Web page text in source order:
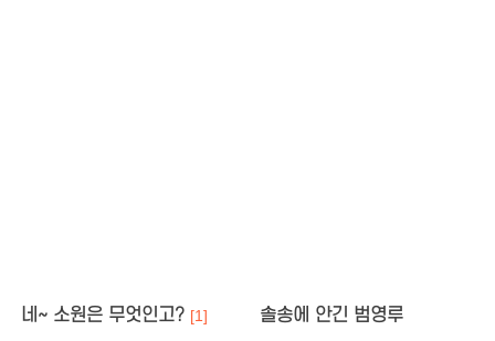
네~ 소원은 무엇인고? [1] 솔송에 안긴 범영루